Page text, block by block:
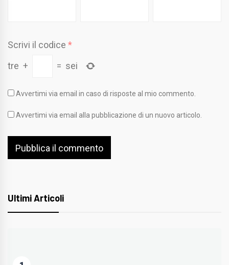
Scrivi il codice *
tre + = sei
Avvertimi via email in caso di risposte al mio commento.
Avvertimi via email alla pubblicazione di un nuovo articolo.
Ultimi Articoli